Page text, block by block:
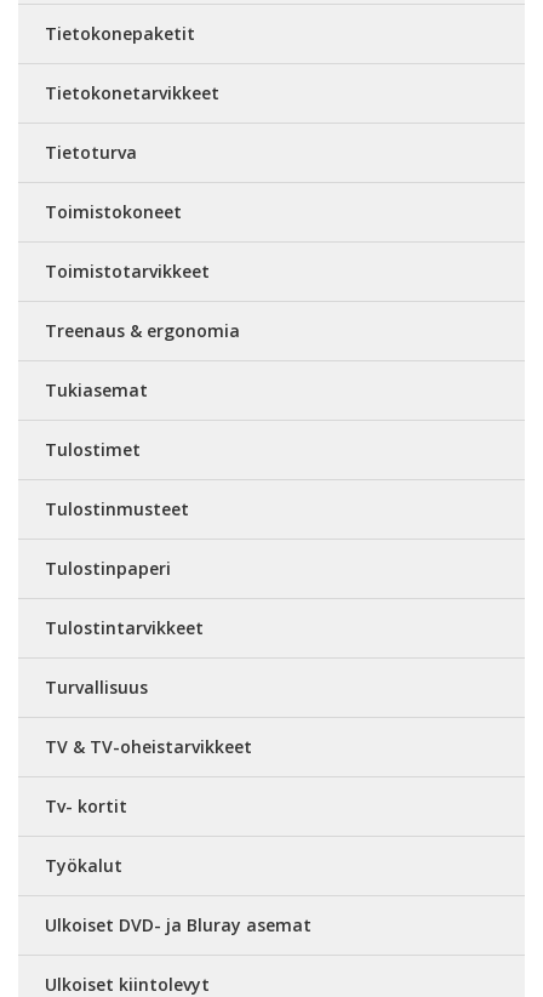
Tietokonepaketit
Tietokonetarvikkeet
Tietoturva
Toimistokoneet
Toimistotarvikkeet
Treenaus & ergonomia
Tukiasemat
Tulostimet
Tulostinmusteet
Tulostinpaperi
Tulostintarvikkeet
Turvallisuus
TV & TV-oheistarvikkeet
Tv- kortit
Työkalut
Ulkoiset DVD- ja Bluray asemat
Ulkoiset kiintolevyt